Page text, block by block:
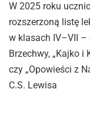
W 2025 roku
rozszerzoną listę
w klasach IV–VII –
Brzechwy, „Kajko i
czy „Opowieści z
C.S. Lewisa